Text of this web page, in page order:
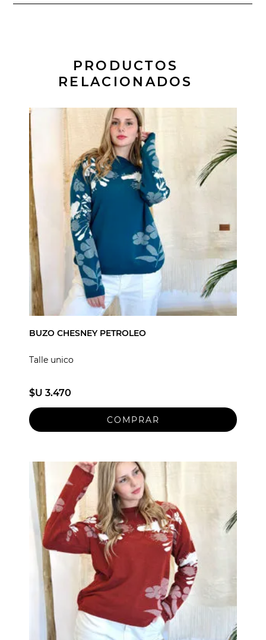
PRODUCTOS
RELACIONADOS
BUZO CHESNEY PETROLEO
Talle unico
$U 3.470